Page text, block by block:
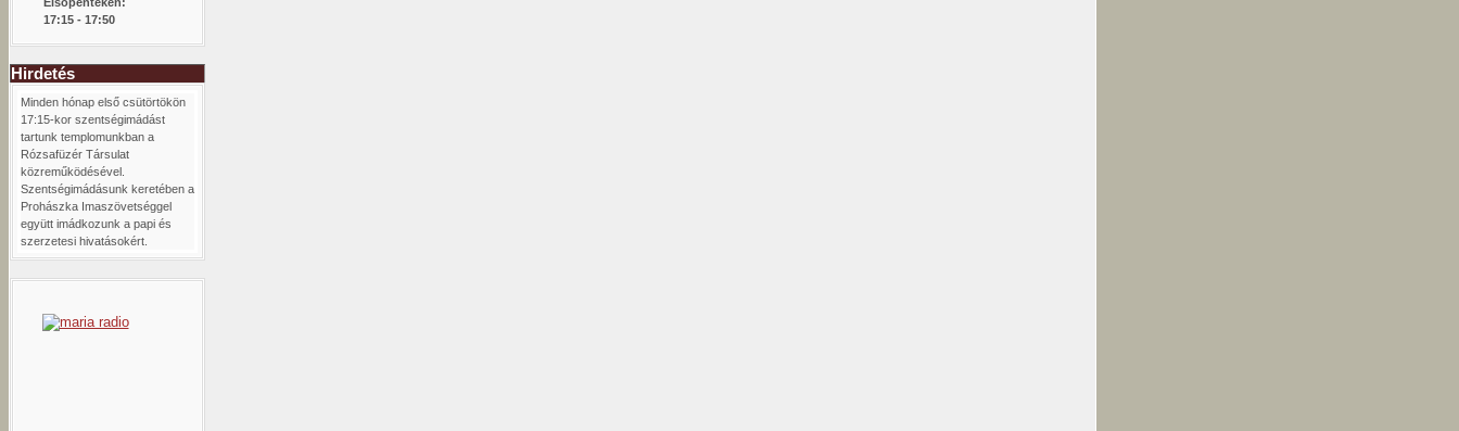
17:15 - 17:50
Hirdetés
Minden hónap első csütörtökön
17:15-kor szentségimádást
tartunk templomunkban a
Rózsafüzér Társulat
közreműködésével.
Szentségimádásunk keretében a
Prohászka Imaszövetséggel
együtt imádkozunk a papi és
szerzetesi hivatásokért.